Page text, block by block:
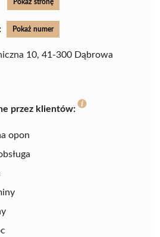
Pokaż stronę
Pokaż numer
10, 41-300 Dąbrowa
przez klientów:
opon